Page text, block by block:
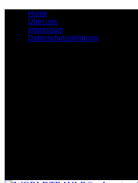
Home
Über uns
Impressum
Datenschutzerklärung